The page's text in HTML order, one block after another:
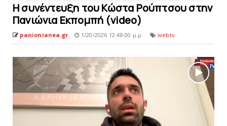
H συνέντευξη του Κώστα Ρούπτσου στην
Πανιώνια Εκπομπή (video)
panionianea.gr 1/20/2026 12:48:00 μ.μ. webtv